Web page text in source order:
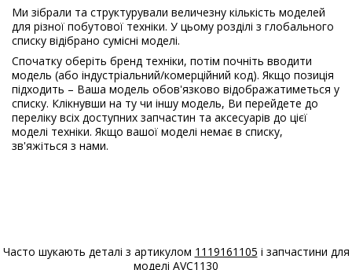
01
ElectroluxEW2T35262P
913128601
01
Electrolux
EW2T45262P
913128602
01
01
Ми зібрали та структурували величезну кількість моделей
для різної побутової техніки. У цьому розділі з глобального
списку відібрано сумісні моделі.
Спочатку оберіть бренд техніки, потім почніть вводити
модель (або індустріальний/комерційний код). Якщо позиція
підходить – Ваша модель обов'язково відображатиметься у
списку. Клікнувши на ту чи іншу модель, Ви перейдете до
переліку всіх доступних запчастин та аксесуарів до цієї
моделі техніки. Якщо вашої моделі немає в списку,
зв'яжіться з нами.
Часто шукають деталі з артикулом 1119161105 і запчастини для
моделі AVC1130